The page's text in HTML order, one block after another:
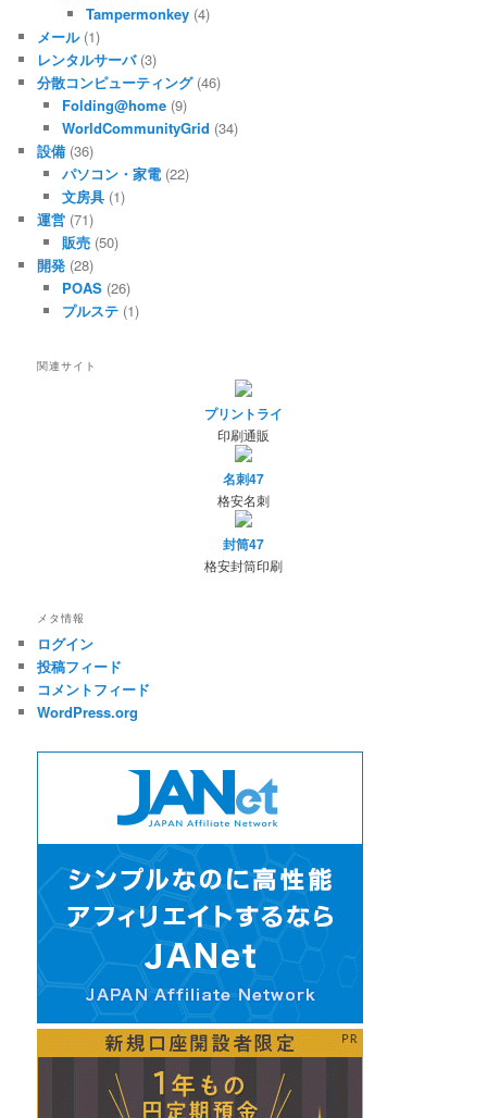
Tampermonkey (4)
メール(1)
レンタルサーバ(3)
分散コンピューティング(46)
Folding@home(9)
WorldCommunityGrid (34)
設備 (36)
パソコン・家電(22)
文房具(1)
運営 (71)
販売(50)
開発 (28)
POAS(26)
プルステ(1)
関連サイト
プリントライ
印刷通販
名刺47
格安名刺
封筒47
格安封筒印刷
メタ情報
ログイン
投稿フィード
コメントフィード
WordPress.org